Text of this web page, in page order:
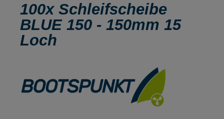
100x Schleifscheibe
BLUE 150 - 150mm 15
Loch